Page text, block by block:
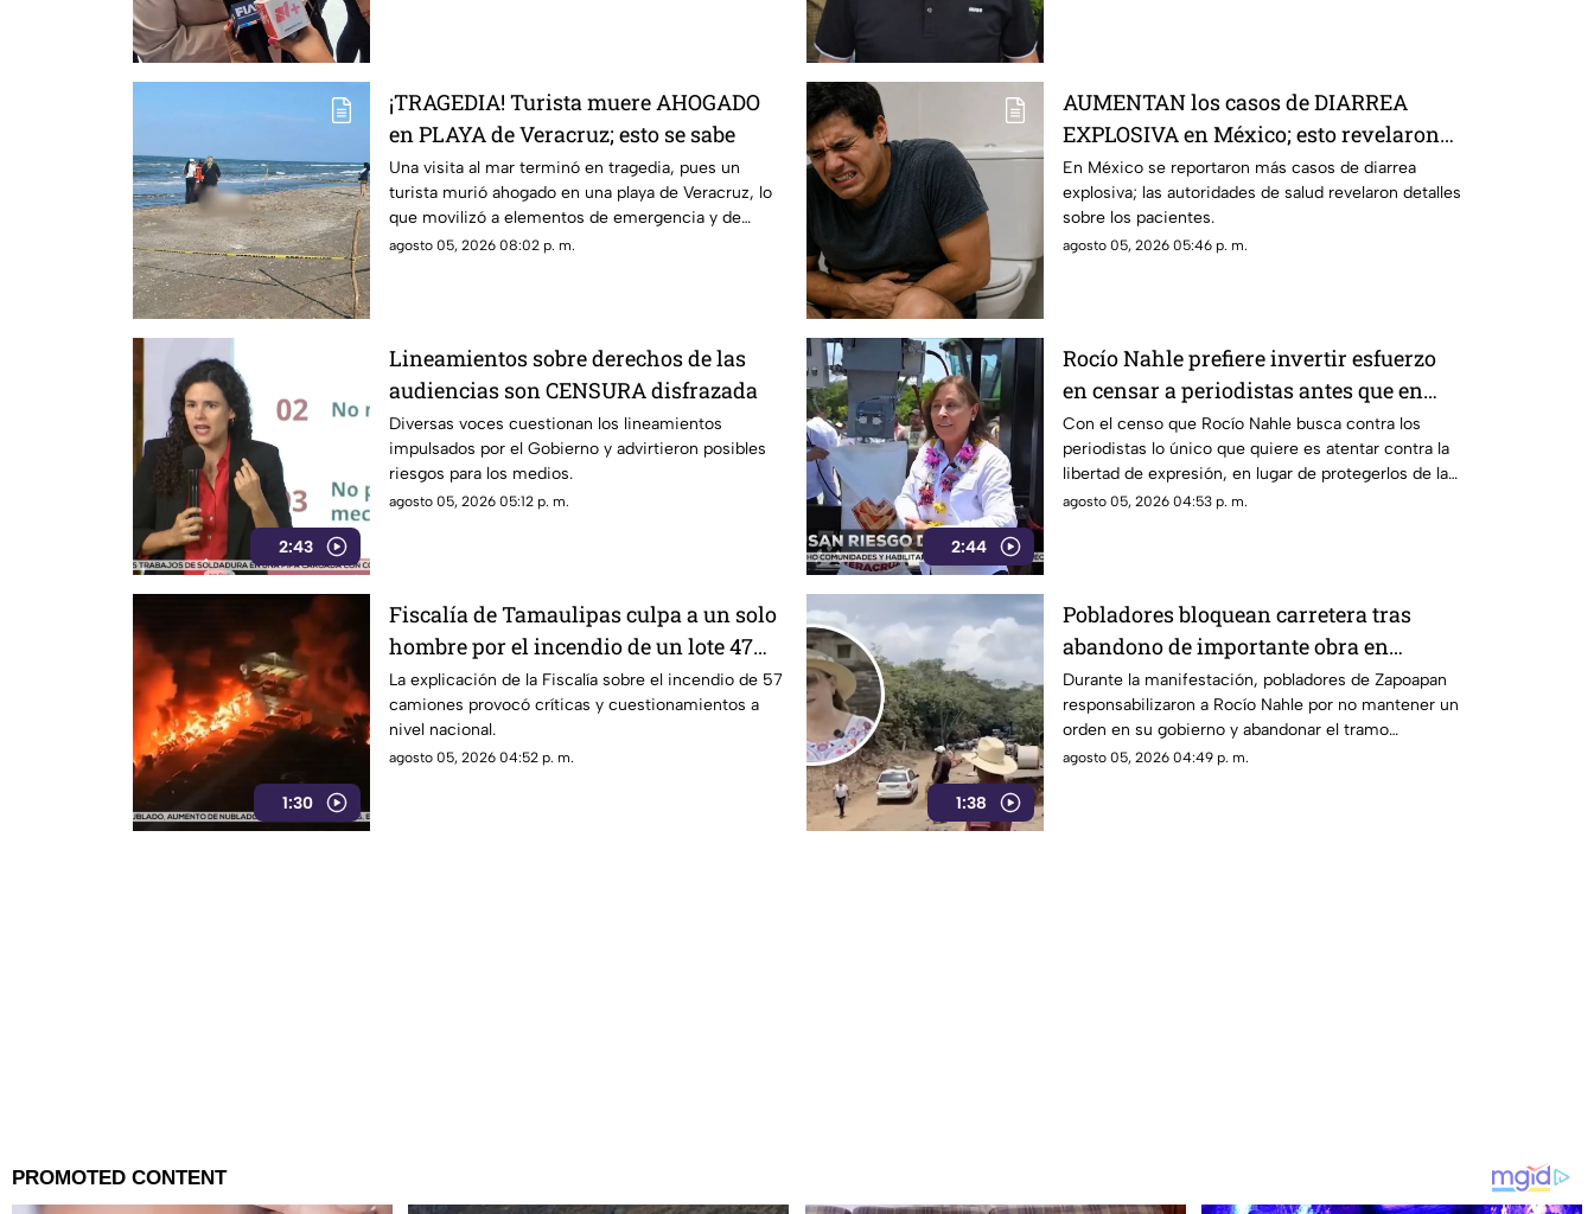
¡TRAGEDIA! Turista muere AHOGADO
en PLAYA de Veracruz; esto se sabe
Una visita al mar terminó en tragedia, pues un
turista murió ahogado en una playa de Veracruz, lo
que movilizó a elementos de emergencia y de
seguridad.
agosto 05, 2026 08:02 p. m.
AUMENTAN los casos de DIARREA
EXPLOSIVA en México; esto revelaron
de los pacientes
En México se reportaron más casos de diarrea
explosiva; las autoridades de salud revelaron detalles
sobre los pacientes.
agosto 05, 2026 05:46 p. m.
2:43
Lineamientos sobre derechos de las
audiencias son CENSURA disfrazada
Diversas voces cuestionan los lineamientos
impulsados por el Gobierno y advirtieron posibles
riesgos para los medios.
agosto 05, 2026 05:12 p. m.
2:44
Rocío Nahle prefiere invertir esfuerzo
en censar a periodistas antes que en
protegerlos de la violencia
Con el censo que Rocío Nahle busca contra los
periodistas lo único que quiere es atentar contra la
libertad de expresión, en lugar de protegerlos de las
agresiones que se han registrado en la entidad.
agosto 05, 2026 04:53 p. m.
1:30
Fiscalía de Tamaulipas culpa a un solo
hombre por el incendio de un lote 47
camiones de papitas
La explicación de la Fiscalía sobre el incendio de 57
camiones provocó críticas y cuestionamientos a
nivel nacional.
agosto 05, 2026 04:52 p. m.
1:38
Pobladores bloquean carretera tras
abandono de importante obra en
Catemaco; exigen solución de Rocío
Nahle
Durante la manifestación, pobladores de Zapoapan
responsabilizaron a Rocío Nahle por no mantener un
orden en su gobierno y abandonar el tramo
carretero que se encontraba en obra.
agosto 05, 2026 04:49 p. m.